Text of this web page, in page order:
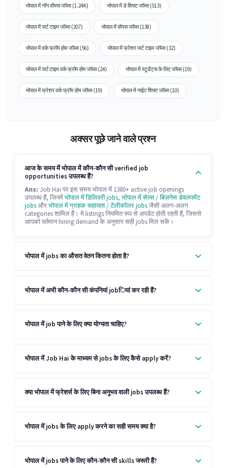
भोपाल में नॉन वॉयस जॉब्स (1.24K) भोपाल में डे शिफ़्ट जॉब्स (513)
भोपाल में पार्ट टाइम जॉब्स (207) भोपाल में वॉयस जॉब्स (138)
भोपाल में वर्क फ्रॉम होम जॉब्स (56) भोपाल में फ्रेशर पार्ट टाइम जॉब्स (32)
भोपाल में पार्ट टाइम वर्क फ्रॉम होम जॉब्स (24) भोपाल में स्टूडेंट्स के लिए जॉब्स (19)
भोपाल में फ्रेशर वर्क फ्रॉम होम जॉब्स (19) भोपाल में नाईट शिफ़्ट जॉब्स (10)
अक्सर पूछे जाने वाले प्रश्न
आज के समय में भोपाल में कौन-कौन सी verified job
opportunities उपलब्ध हैं?
Ans: Job Hai पर इस समय भोपाल में 1380+ active job openings
उपलब्ध हैं, जिनमेंभोपाल में डिलिवरी jobs, भोपाल में सेल्स / बिज़नेस डेवलपमेंट
jobsऔरभोपाल में ग्राहक सहायता / टेलीकॉलर jobsजैसी अलग-अलग
categories शामिल हैं। ये listings नियमित रूप से अपडेट होती रहती हैं, जिससे
आपको वर्तमान hiring demand के अनुसार सही jobs मिल सकें।
भोपाल में jobs का औसत वेतन कितना होता है?
भोपाल में अभी कौन-कौन सी कंपनियां jobियां कर रही हैं?
भोपाल में job पाने के लिए क्या योग्यता चाहिए?
भोपाल में Job Hai के माध्यम से jobs के लिए कैसे apply करें?
क्या भोपाल में फ्रेशर्स के लिए बिना अनुभव वाली jobs उपलब्ध हैं?
भोपाल में jobs के लिए apply करने का सही समय क्या है?
भोपाल में jobs पाने के लिए कौन-कौन सी skills जरूरी हैं?